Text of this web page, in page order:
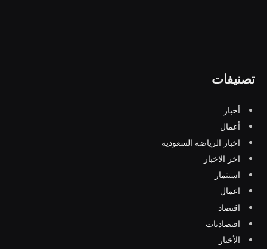
تصنيفات
أخبار
أعمال
اخبار الرياضة السعودية
اخر الاخبار
استثمار
اعمال
اقتصاد
اقتصاديات
الأخبار